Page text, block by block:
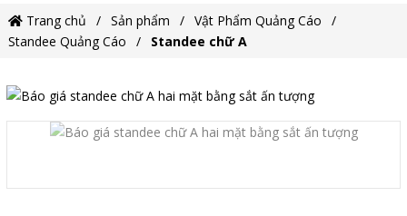
Trang chủ Sản phẩm
Vật Phẩm Quảng Cáo
Standee Quảng Cáo
Standee chữ A